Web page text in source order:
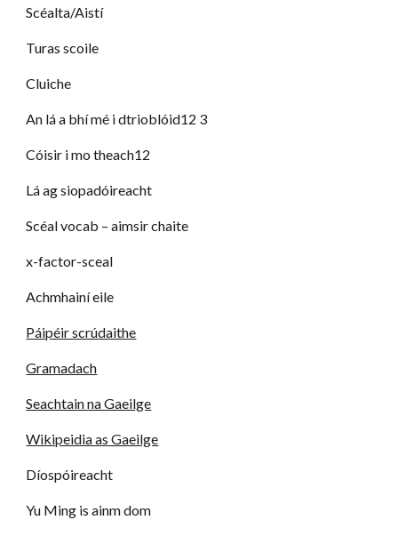
Scéalta/Aistí
Turas scoile
Cluiche
An lá a bhí mé i dtrioblóid12 3
Cóisir i mo theach12
Lá ag siopadóireacht
Scéal vocab – aimsir chaite
x-factor-sceal
Achmhainí eile
Páipéir scrúdaithe
Gramadach
Seachtain na Gaeilge
Wikipeidia as Gaeilge
Díospóireacht
Yu Ming is ainm dom